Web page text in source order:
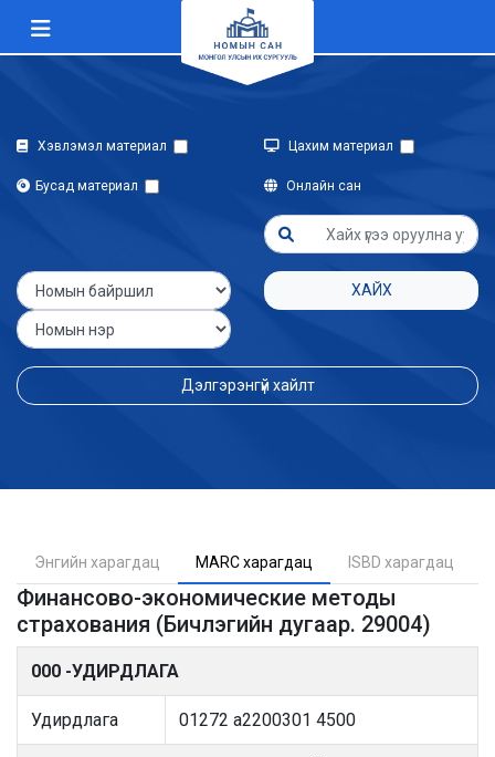
Хэвлэмэл материал Цахим материал
Бусад материал Онлайн сан
ХАЙХ
Дэлгэрэнгүй хайлт
Энгийн харагдац MARC харагдац ISBD харагдац
Финансово-экономические методы
страхования (Бичлэгийн дугаар. 29004)
000 -УДИРДЛАГА
Удирдлага 01272 a2200301 4500